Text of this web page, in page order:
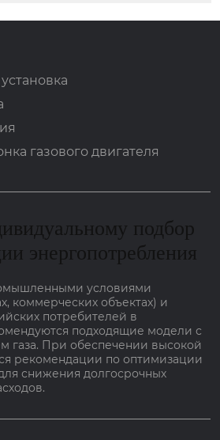
газового двигателя
подбор
энергопотребления
условиями
коммерческих объектах) и
потребителей в
подходящие модели с
газа. При обеспечении высокой
рекомендации по оптимизации
снижения долгосрочных